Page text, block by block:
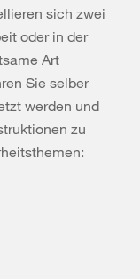
sich zwei
oder in der
Art
Sie selber
werden und
zu